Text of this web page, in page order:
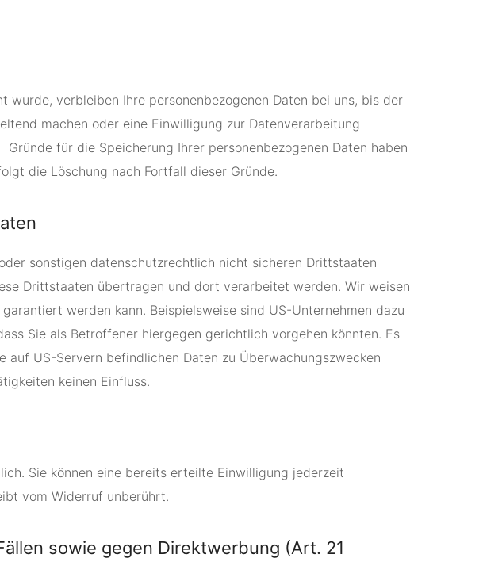
verbleiben Ihre personenbezogenen Daten bei uns, bis der
machen oder eine Einwilligung zur Datenverarbeitung
für die Speicherung Ihrer personenbezogenen Daten haben
die Löschung nach Fortfall dieser Gründe.
sonstigen datenschutzrechtlich nicht sicheren Drittstaaten
Drittstaaten übertragen und dort verarbeitet werden. Wir weisen
werden kann. Beispielsweise sind US-Unternehmen dazu
Sie als Betroffener hiergegen gerichtlich vorgehen könnten. Es
auf US-Servern befindlichen Daten zu Überwachungszwecken
keinen Einfluss.
Sie können eine bereits erteilte Einwilligung jederzeit
vom Widerruf unberührt.
sowie gegen Direktwerbung (Art. 21